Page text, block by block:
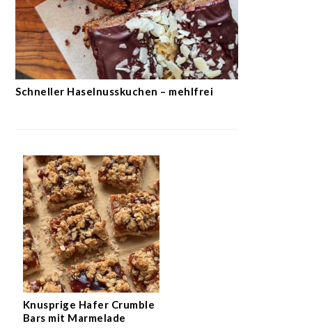
Schneller Haselnusskuchen – mehlfrei
Knusprige Hafer Crumble
Bars mit Marmelade